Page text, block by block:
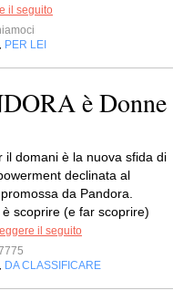
il seguito
PER LEI
è Donne
il domani è la nuova sfida di
declinata al
da Pandora.
è scoprire (e far scoprire)
il seguito
DA CLASSIFICARE